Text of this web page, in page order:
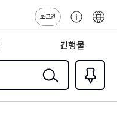
로그인
센
간행물
검색
즐겨찾
기0